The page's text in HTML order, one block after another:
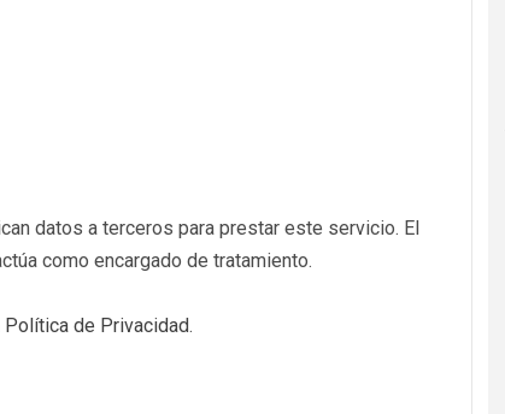
datos a terceros para prestar este servicio. El
como encargado de tratamiento.
Política de Privacidad.